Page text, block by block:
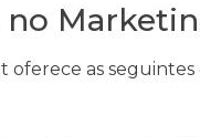
no
oferece as